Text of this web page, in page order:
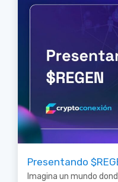
Presentando
Imagina un mundo